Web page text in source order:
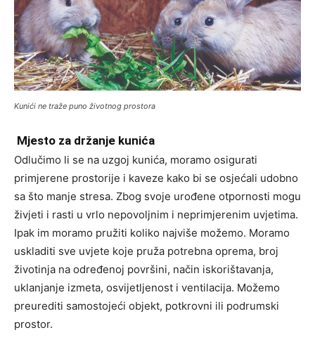
Kunići ne traže puno životnog prostora
Mjesto za držanje kunića
Odlučimo li se na uzgoj kunića, moramo osigurati
primjerene prostorije i kaveze kako bi se osjećali udobno
sa što manje stresa. Zbog svoje urođene otpornosti mogu
živjeti i rasti u vrlo nepovoljnim i neprimjerenim uvjetima.
Ipak im moramo pružiti koliko najviše možemo. Moramo
uskladiti sve uvjete koje pruža potrebna oprema, broj
životinja na određenoj površini, način iskorištavanja,
uklanjanje izmeta, osvijetljenost i ventilacija. Možemo
preurediti samostojeći objekt, potkrovni ili podrumski
prostor.